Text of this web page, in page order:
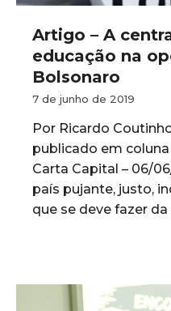
Artigo – A
educação na
Bolsonaro
7 de junho de 2019
Por Ricardo
publicado em
Carta Capital – 06/
país pujante, justo,
que se deve fazer